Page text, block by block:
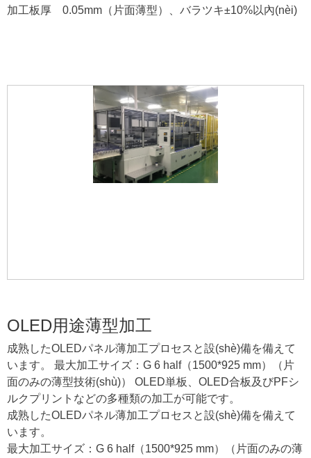
加工板厚 0.05mm（片面薄型）、バラツキ±10%以內(nèi)
OLED用途薄型加工
成熟したOLEDパネル薄加工プロセスと設(shè)備を備えて
います。 最大加工サイズ：G 6 half（1500*925 mm）（片
面のみの薄型技術(shù)） OLED単板、OLED合板及びPFシ
ルクプリントなどの多種類の加工が可能です。
成熟したOLEDパネル薄加工プロセスと設(shè)備を備えて
います。
最大加工サイズ：G 6 half（1500*925 mm）（片面のみの薄